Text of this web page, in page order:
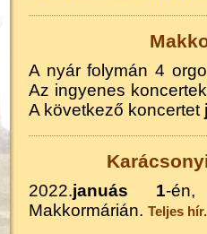
A nyár folymán 4
Az ingyenes
A következő koncertet
2022.januás 1-
Makkormárián. Teljes